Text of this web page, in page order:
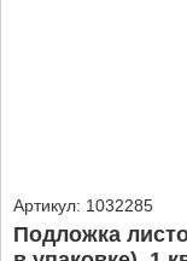
Артикул: 1032285
Подложка